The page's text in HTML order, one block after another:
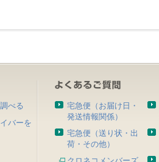
べる
バーを
宅急便（お届け日・
発送情報関係）
宅急便（送り状・出
荷・その他）